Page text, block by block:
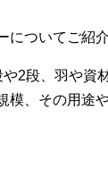
ついてご紹介
2段、羽や資
模、その用途